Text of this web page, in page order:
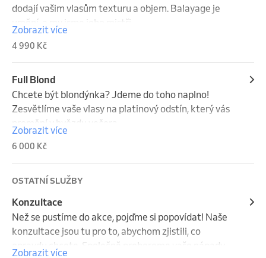
dodají vašim vlasům texturu a objem. Balayage je
umění, a my jsme jeho mistři.
Zobrazit více
4 990 Kč
Full Blond
Chcete být blondýnka? Jdeme do toho naplno!
Zesvětlíme vaše vlasy na platinový odstín, který vás
promění v hvězdu večera.
Zobrazit více
6 000 Kč
OSTATNÍ SLUŽBY
Konzultace
Než se pustíme do akce, pojďme si popovídat! Naše
konzultace jsou tu pro to, abychom zjistili, co
opravdu chcete. Společně probereme vaše nápady,
Zobrazit více